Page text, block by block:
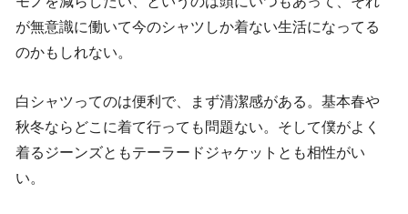
が無意識に働いて今のシャツしか着ない生活になってる
のかもしれない。
白シャツってのは便利で、まず清潔感がある。基本春や
秋冬ならどこに着て行っても問題ない。そして僕がよく
着るジーンズともテーラードジャケットとも相性がい
い。